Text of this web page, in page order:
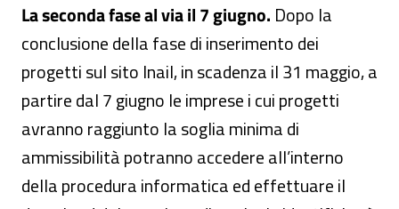
La seconda fase al via il 7 giugno. Dopo la
conclusione della fase di inserimento dei
progetti sul sito Inail, in scadenza il 31 maggio, a
partire dal 7 giugno le imprese i cui progetti
avranno raggiunto la soglia minima di
ammissibilità potranno accedere all’interno
della procedura informatica ed effettuare il